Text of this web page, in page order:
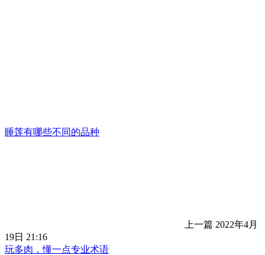
睡莲有哪些不同的品种
上一篇 2022年4月
19日 21:16
玩多肉，懂一点专业术语